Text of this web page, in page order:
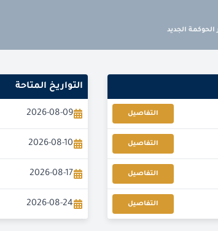
الجديد
التفاصيل
التفاصيل
التفاصيل
التفاصيل
التواريخ المتاحة
2026-08-09
2026-08-10
2026-08-17
2026-08-24